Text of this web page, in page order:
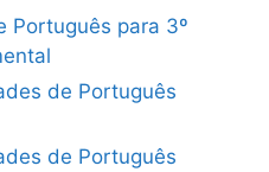
Português para 3º
de Português
de Português